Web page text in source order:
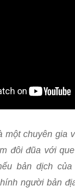
một chuyên gia
đôi đũa với
bản dịch
người bản